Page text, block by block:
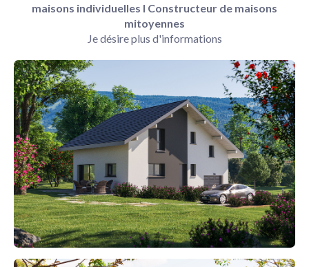
maisons individuelles l Constructeur de maisons
mitoyennes
Je désire plus d'informations